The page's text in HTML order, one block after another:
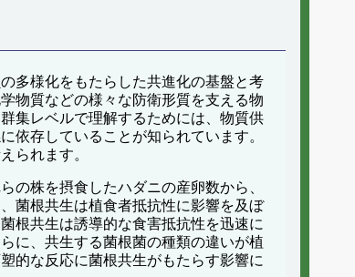
多様化をもたらした共進化の基盤と考
物質などの様々な防衛形質を支える物
集レベルで理解するためには、物質供
依存していることが知られています。
られます。
の株を摂食したハダニの産卵数から、
菌根共生は植食者抵抗性に影響を及ぼ
根共生は誘導的な食害抵抗性を迅速に
に、共生する菌根菌の種類の違いが植
的な反応に菌根共生がもたらす影響に